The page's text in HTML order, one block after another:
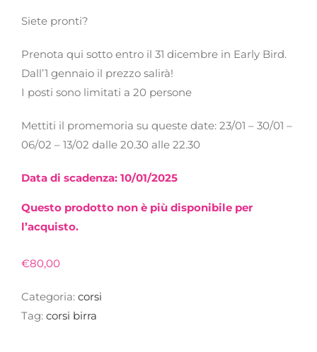
Siete pronti?
Prenota qui sotto entro il 31 dicembre in Early Bird.
Dall’1 gennaio il prezzo salirà!
I posti sono limitati a 20 persone
Mettiti il promemoria su queste date: 23/01 – 30/01 –
06/02 – 13/02 dalle 20.30 alle 22.30
Data di scadenza: 10/01/2025
Questo prodotto non è più disponibile per
l’acquisto.
€80,00
Categoria: corsi
Tag: corsi birra